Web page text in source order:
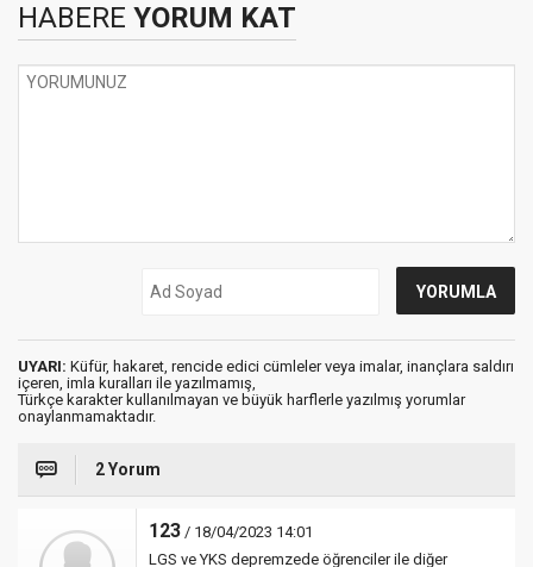
HABERE YORUM KAT
UYARI: Küfür, hakaret, rencide edici cümleler veya imalar, inançlara saldırı
içeren, imla kuralları ile yazılmamış,
Türkçe karakter kullanılmayan ve büyük harflerle yazılmış yorumlar
onaylanmamaktadır.
2 Yorum
123 / 18/04/2023 14:01
LGS ve YKS depremzede öğrenciler ile diğer